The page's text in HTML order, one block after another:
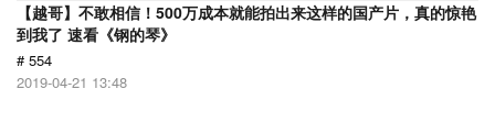
【越哥】不敢相信！500万成本就能拍出来这样的国产片，真的惊艳
到我了 速看《钢的琴》
# 554
2019-04-21 13:48